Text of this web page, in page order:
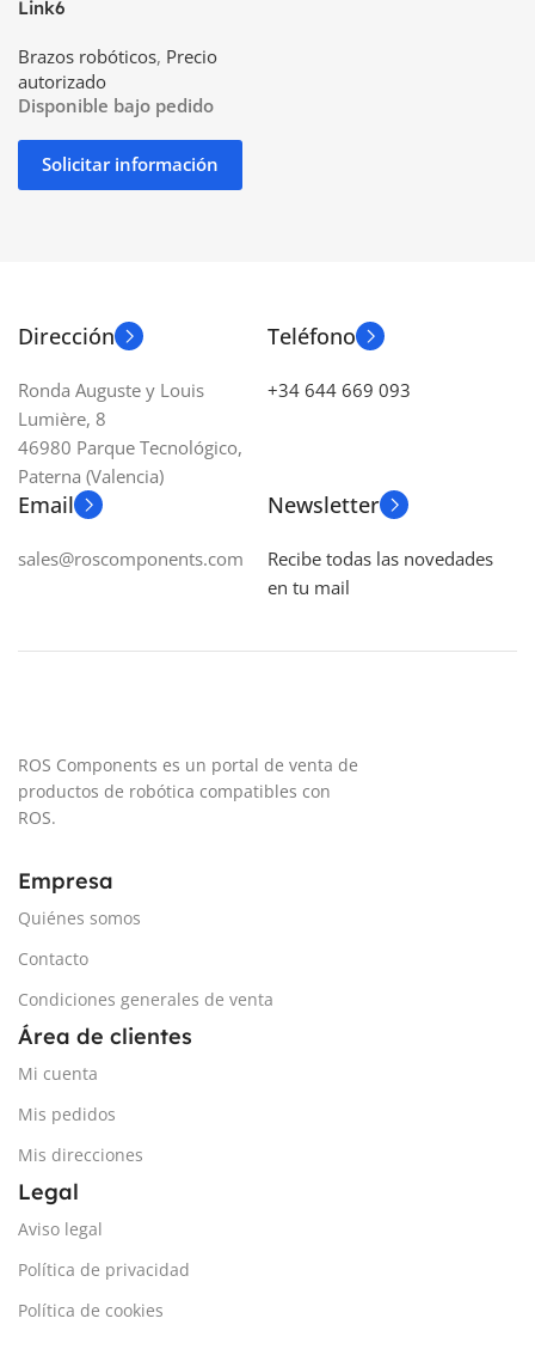
Link6
Brazos robóticos, Precio
autorizado
Disponible bajo pedido
Solicitar información
Dirección
Ronda Auguste y Louis
Lumière, 8
46980 Parque Tecnológico,
Paterna (Valencia)
Teléfono
+34 644 669 093
Email
sales@roscomponents.com
Newsletter
Recibe todas las novedades
en tu mail
ROS Components es un portal de venta de
productos de robótica compatibles con
ROS.
Empresa
Quiénes somos
Contacto
Condiciones generales de venta
Área de clientes
Mi cuenta
Mis pedidos
Mis direcciones
Legal
Aviso legal
Política de privacidad
Política de cookies